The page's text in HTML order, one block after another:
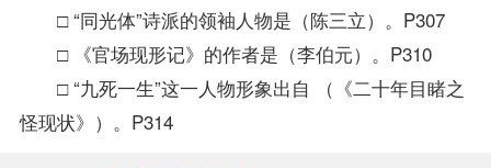
□ “同光体”诗派的领袖人物是（陈三立）。P307
□ 《官场现形记》的作者是（李伯元）。P310
□ “九死一生”这一人物形象出自 （《二十年目睹之
怪现状》）。P314